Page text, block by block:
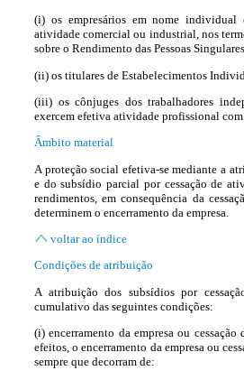
(i) os empresários em nome individual
atividade comercial ou industrial, nos
sobre o Rendimento das Pessoas
(ii) os titulares de Estabelecimentos
(iii) os cônjuges dos trabalhadores
exercem efetiva atividade profissional
Âmbito material
A proteção social efetiva-se mediante a
e do subsídio parcial por cessação de
rendimentos, em consequência da
determinem o encerramento da empresa.
voltar ao índice
Condições de atribuição
A atribuição dos subsídios por
cumulativo das seguintes condições:
(i) encerramento da empresa ou
efeitos, o encerramento da empresa ou
sempre que decorram de: